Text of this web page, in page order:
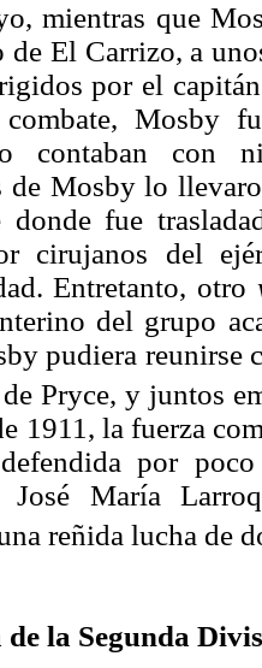
mientras que
de El Carrizo, a
por el
Mosby
contaban con
de Mosby lo
donde fue
cirujanos del
Entretanto, otro
del grupo
pudiera reunirse
Pryce, y juntos
1911, la fuerza
por
José María
reñida lucha de
la Segunda